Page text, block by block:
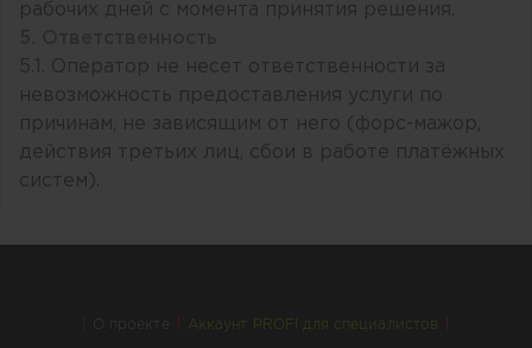
рабочих дней с момента принятия решения.
5.1. Оператор не несет ответственности за
невозможность предоставления услуги по
причинам, не зависящим от него (форс-мажор,
действия третьих лиц, сбои в работе платёжных
систем).
О проекте Аккаунт PROFI для специалистов